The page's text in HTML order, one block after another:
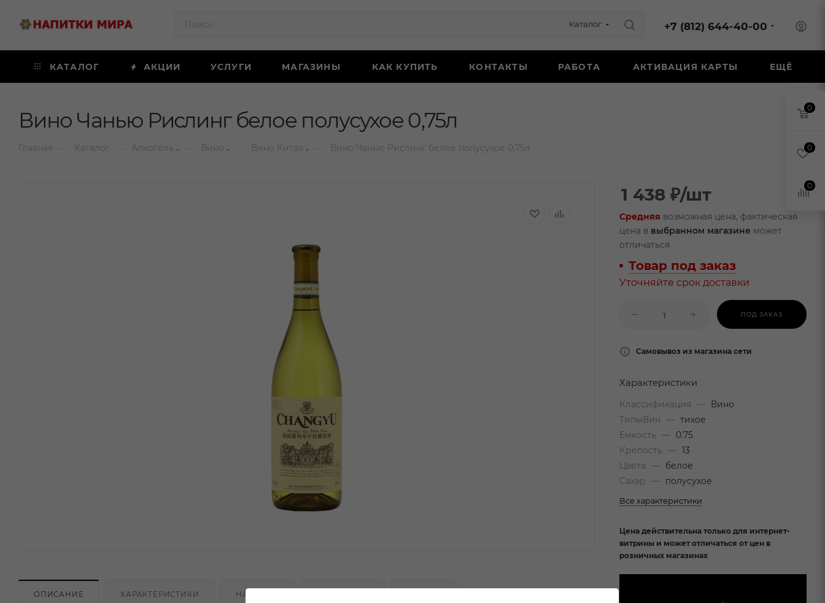
Каталог +7 (812) 644-40-00
КАТАЛОГ АКЦИИ УСЛУГИ МАГАЗИНЫ КАК КУПИТЬ КОНТАКТЫ РАБОТА АКТИВАЦИЯ КАРТЫ ЕЩЁ
Вино Чанью Рислинг белое полусухое 0,75л
Главная Каталог Алкоголь Вино Вино Китая Вино Чанью Рислинг белое полусухое 0,75л
ОПИСАНИЕ ХАРАКТЕРИСТИКИ НАЛИЧИЕ
1 438 ₽/шт
Средняя возможная цена, фактическая
цена в выбранном магазине может
отличаться
Товар под заказ
Уточняйте срок доставки
ПОД ЗАКАЗ
Самовывоз из магазина сети
Характеристики
Классификация —
Вино
ТипыВин
— тихое
Емкость
—
0.75
Крепость
— 13
Цвета
—
белое
Сахар
— полусухое
Все характеристики
Цена действительна только для интернет-
витрины и может отличаться от цен в
розничных магазинах
0
0
0